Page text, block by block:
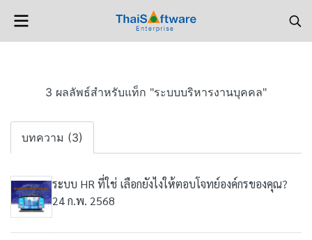
3 ผลลัพธ์สำหรับแท็ก "ระบบบริหารงานบุคคล"
บทความ (3)
ระบบ HR ที่ใช่ เลือกยังไงให้ตอบโจทย์องค์กรของคุณ?
24 ก.พ. 2568